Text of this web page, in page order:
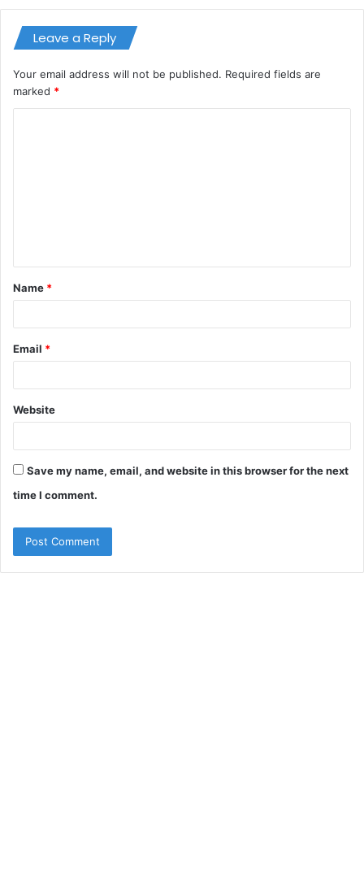
Leave a Reply
Your email address will not be published. Required fields are
marked *
t
*
Name *
Email *
Website
Save my name, email, and website in this browser for the next
time I comment.